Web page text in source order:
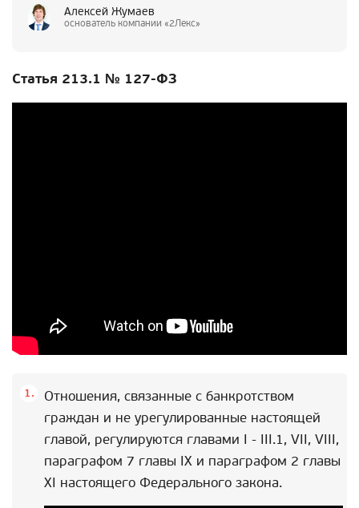
Алексей Жумаев
основатель компании «2Лекс»
Статья 213.1 № 127-ФЗ
Отношения, связанные с банкротством
граждан и не урегулированные настоящей
главой, регулируются главами I - III.1, VII, VIII,
параграфом 7 главы IX и параграфом 2 главы
XI настоящего Федерального закона.